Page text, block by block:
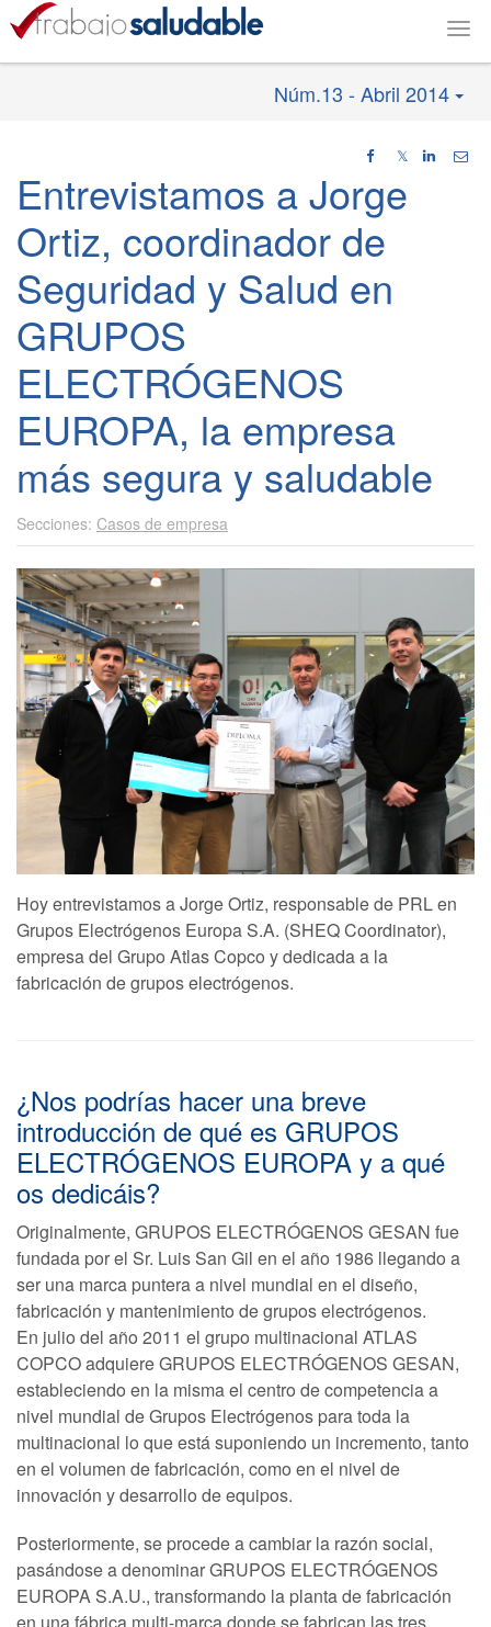
Núm.13 - Abril 2014
𝕏
Entrevistamos a Jorge
Ortiz, coordinador de
Seguridad y Salud en
GRUPOS
ELECTRÓGENOS
EUROPA, la empresa
más segura y saludable
Casos de empresa
Hoy entrevistamos a Jorge Ortiz, responsable de PRL en
Grupos Electrógenos Europa S.A. (SHEQ Coordinator),
empresa del Grupo Atlas Copco y dedicada a la
fabricación de grupos electrógenos.
¿Nos podrías hacer una breve
introducción de qué es GRUPOS
ELECTRÓGENOS EUROPA y a qué
os dedicáis?
Originalmente, GRUPOS ELECTRÓGENOS GESAN fue
fundada por el Sr. Luis San Gil en el año 1986 llegando a
ser una marca puntera a nivel mundial en el diseño,
fabricación y mantenimiento de grupos electrógenos.
En julio del año 2011 el grupo multinacional ATLAS
COPCO adquiere GRUPOS ELECTRÓGENOS GESAN,
estableciendo en la misma el centro de competencia a
nivel mundial de Grupos Electrógenos para toda la
multinacional lo que está suponiendo un incremento, tanto
en el volumen de fabricación, como en el nivel de
innovación y desarrollo de equipos.
Posteriormente, se procede a cambiar la razón social,
pasándose a denominar GRUPOS ELECTRÓGENOS
EUROPA S.A.U., transformando la planta de fabricación
en una fábrica multi-marca donde se fabrican las tres